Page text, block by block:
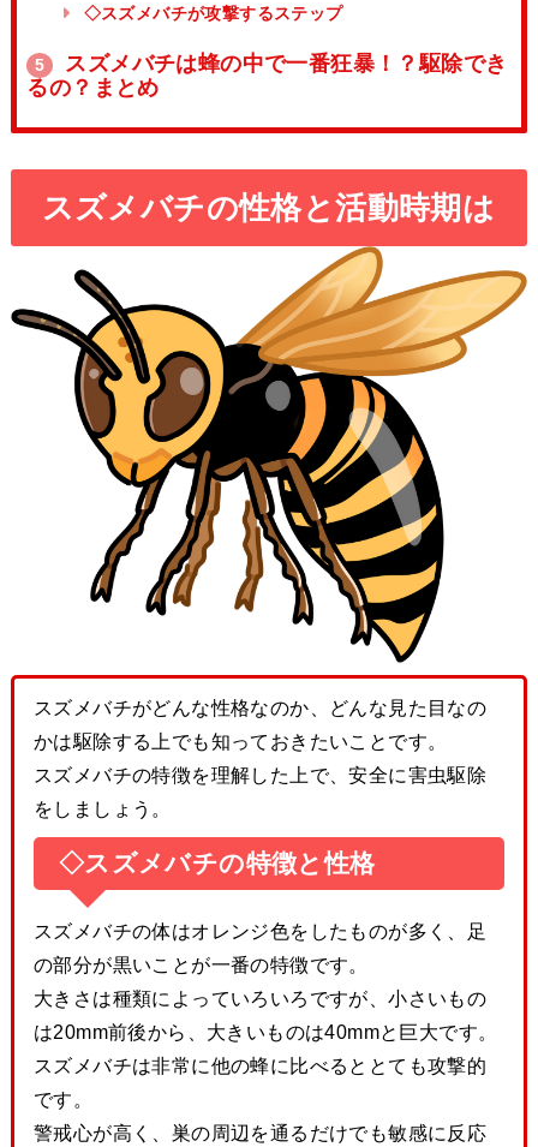
◇スズメバチが攻撃するステップ
5
スズメバチは蜂の中で一番狂暴！？駆除でき
るの？まとめ
スズメバチの性格と活動時期は
スズメバチがどんな性格なのか、どんな見た目なの
かは駆除する上でも知っておきたいことです。
スズメバチの特徴を理解した上で、安全に害虫駆除
をしましょう。
◇スズメバチの特徴と性格
スズメバチの体はオレンジ色をしたものが多く、足
の部分が黒いことが一番の特徴です。
大きさは種類によっていろいろですが、小さいもの
は20mm前後から、大きいものは40mmと巨大です。
スズメバチは非常に他の蜂に比べるととても攻撃的
です。
警戒心が高く、巣の周辺を通るだけでも敏感に反応